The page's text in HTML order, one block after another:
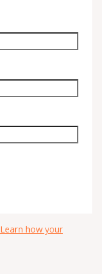
Learn how your